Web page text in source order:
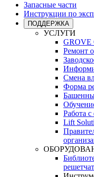
Запасные части
Инструкции по
ПОДДЕРЖКА
УСЛУГИ
GROVE
Ремонт
Смена
Форма
Работа
Lift